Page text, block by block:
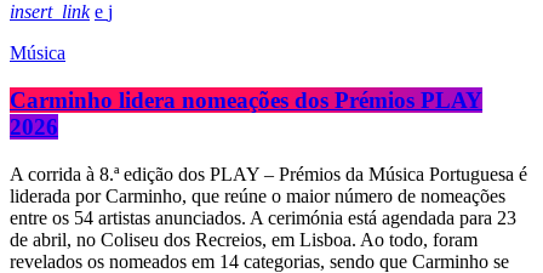
insert_link
Música
Carminho lidera nomeações dos Prémios PLAY
2026
A corrida à 8.ª edição dos PLAY – Prémios da Música Portuguesa é
liderada por Carminho, que reúne o maior número de nomeações
entre os 54 artistas anunciados. A cerimónia está agendada para 23
de abril, no Coliseu dos Recreios, em Lisboa. Ao todo, foram
revelados os nomeados em 14 categorias, sendo que Carminho se